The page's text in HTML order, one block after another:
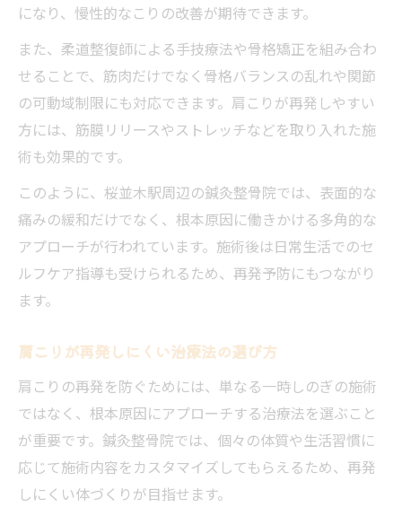
になり、慢性的なこりの改善が期待できます。
また、柔道整復師による手技療法や骨格矯正を組み合わ
せることで、筋肉だけでなく骨格バランスの乱れや関節
の可動域制限にも対応できます。肩こりが再発しやすい
方には、筋膜リリースやストレッチなどを取り入れた施
術も効果的です。
このように、桜並木駅周辺の鍼灸整骨院では、表面的な
痛みの緩和だけでなく、根本原因に働きかける多角的な
アプローチが行われています。施術後は日常生活でのセ
ルフケア指導も受けられるため、再発予防にもつながり
ます。
肩こりが再発しにくい治療法の選び方
肩こりの再発を防ぐためには、単なる一時しのぎの施術
ではなく、根本原因にアプローチする治療法を選ぶこと
が重要です。鍼灸整骨院では、個々の体質や生活習慣に
応じて施術内容をカスタマイズしてもらえるため、再発
しにくい体づくりが目指せます。